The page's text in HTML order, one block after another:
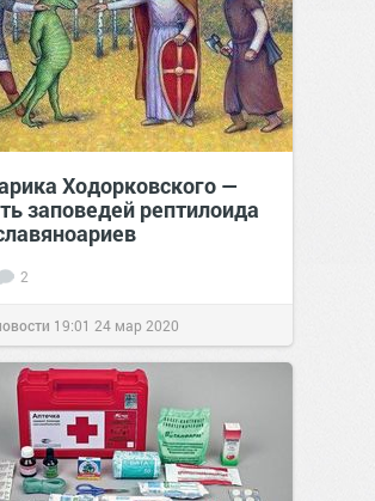
Ходорковского —
заповедей рептилоида
2
19:01 24 мар 2020